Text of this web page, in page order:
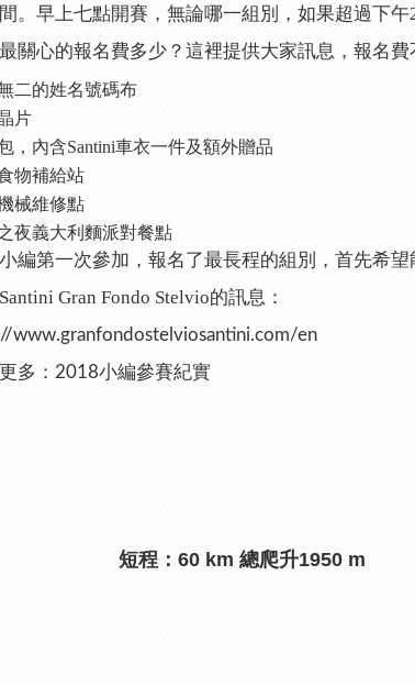
。早上七點開賽，無論哪一組別，如果超過下午
關心的報名費多少？這裡提供大家訊息，報名
二的姓名號碼布
片
，內含Santini車衣一件及額外贈品
物補給站
械維修點
夜義大利麵派對餐點
編第一次參加，報名了最長程的組別，首先希
Gran Fondo Stelvio的訊息：
www.granfondostelviosantini.com/en
多： 2018小編參賽紀實
短程： 60 km 總爬升1950 m